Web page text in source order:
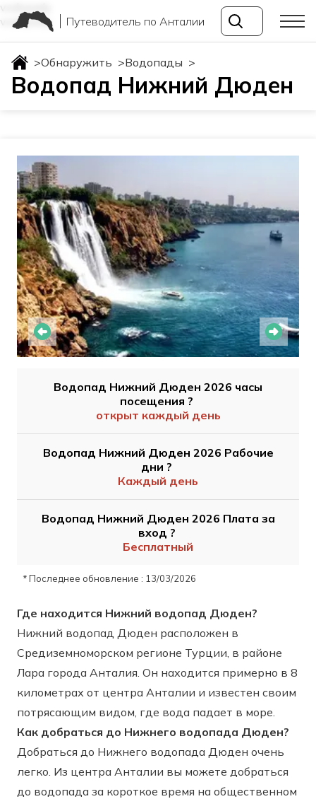
vodopady
vodopady
Путеводитель по Анталии
>Обнаружить >Водопады >
Водопад Нижний Дюден
Водопад Нижний Дюден 2026 часы
посещения ?
открыт каждый день
Водопад Нижний Дюден 2026 Рабочие
дни ?
Каждый день
Водопад Нижний Дюден 2026 Плата за
вход ?
Бесплатный
* Последнее обновление : 13/03/2026
Где находится Нижний водопад Дюден?
Нижний водопад Дюден расположен в
Средиземноморском регионе Турции, в районе
Лара города Анталия. Он находится примерно в 8
километрах от центра Анталии и известен своим
потрясающим видом, где вода падает в море.
Как добраться до Нижнего водопада Дюден?
Добраться до Нижнего водопада Дюден очень
легко. Из центра Анталии вы можете добраться
до водопада за короткое время на общественном